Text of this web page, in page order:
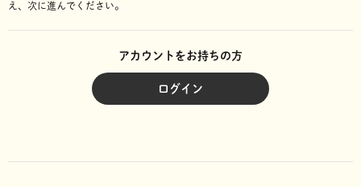
え、次に進んでください。
アカウントをお持ちの方
ログイン